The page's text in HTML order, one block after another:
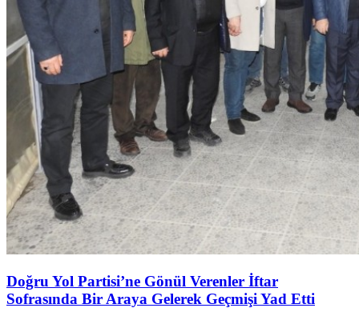
Doğru Yol Partisi’ne Gönül Verenler İftar
Sofrasında Bir Araya Gelerek Geçmişi Yad Etti